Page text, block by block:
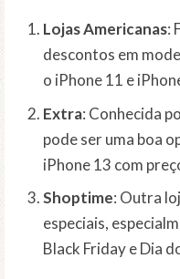
Lojas Americanas:
descontos em
o iPhone 11 e
Extra: Conhecida
pode ser uma boa
iPhone 13 com
Shoptime: Outra
especiais,
Black Friday e Dia